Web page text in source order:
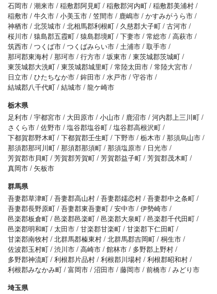
石岡市 潮来市 稲敷郡阿見町 稲敷郡河内町 稲敷郡美浦村
稲敷市 牛久市 小美玉市 笠間市 鹿嶋市 かすみがうら市
神栖市 北茨城市 北相馬郡利根町 久慈郡大子町 古河市
桜川市 猿島郡五霞町 猿島郡境町 下妻市 常総市 高萩市
筑西市 つくば市 つくばみらい市 土浦市 取手市
那珂郡東海村 那珂市 行方市 坂東市 東茨城郡茨城町
東茨城郡大洗町 東茨城郡城里町 常陸太田市 常陸大宮市
日立市 ひたちなか市 鉾田市 水戸市 守谷市
結城郡八千代町 結城市 龍ケ崎市
栃木県
足利市 宇都宮市 大田原市 小山市 鹿沼市 河内郡上三川町
さくら市 佐野市 塩谷郡塩谷町 塩谷郡高根沢町
下都賀郡野木町 下都賀郡壬生町 下野市 栃木市 那須烏山市
那須郡那珂川町 那須郡那須町 那須塩原市
日光市
芳賀郡市貝町 芳賀郡芳賀町 芳賀郡益子町 芳賀郡茂木町
真岡市
矢板市
群馬県
吾妻郡草津町 吾妻郡高山村 吾妻郡嬬恋村 吾妻郡中之条町
吾妻郡長野原町 吾妻郡東吾妻町 安中市 伊勢崎市
邑楽郡板倉町 邑楽郡邑楽町 邑楽郡大泉町 邑楽郡千代田町
邑楽郡明和町
太田市 甘楽郡甘楽町 甘楽郡下仁田町
甘楽郡南牧村 北群馬郡榛東村 北群馬郡吉岡町 桐生市
佐波郡玉村町 渋川市 高崎市 館林市
多野郡上野村
多野郡神流町 利根郡片品村 利根郡川場村 利根郡昭和村
利根郡みなかみ町 富岡市 沼田市 藤岡市 前橋市 みどり市
埼玉県